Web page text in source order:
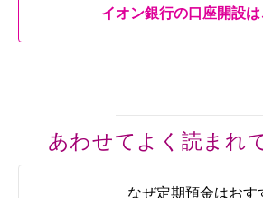
イオン銀行の口座開設は
あわせてよく読まれ
なぜ定期預金はおす